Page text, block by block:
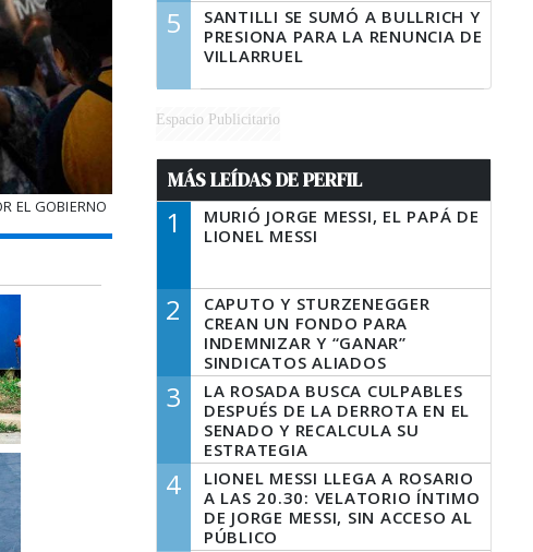
EL GOBIERNO
5
SANTILLI SE SUMÓ A BULLRICH Y
PRESIONA PARA LA RENUNCIA DE
VILLARRUEL
Espacio Publicitario
MÁS LEÍDAS DE PERFIL
1
MURIÓ JORGE MESSI, EL PAPÁ DE
LIONEL MESSI
2
CAPUTO Y STURZENEGGER
CREAN UN FONDO PARA
INDEMNIZAR Y “GANAR”
SINDICATOS ALIADOS
3
LA ROSADA BUSCA CULPABLES
DESPUÉS DE LA DERROTA EN EL
SENADO Y RECALCULA SU
ESTRATEGIA
4
LIONEL MESSI LLEGA A ROSARIO
A LAS 20.30: VELATORIO ÍNTIMO
DE JORGE MESSI, SIN ACCESO AL
PÚBLICO